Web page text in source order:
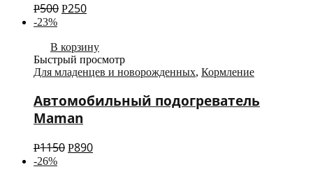
Р500 Р250
-23%
В корзину
Быстрый просмотр
Для младенцев и новорожденных, Кормление
Автомобильный подогреватель
Maman
Р1150 Р890
-26%